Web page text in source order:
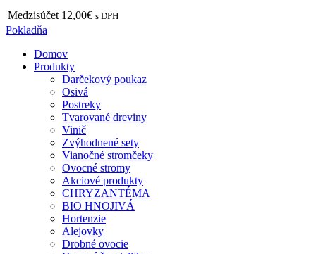
Medzisúčet 12,00€ s DPH
Pokladňa
Domov
Produkty
Darčekový poukaz
Osivá
Postreky
Tvarované dreviny
Vinič
Zvýhodnené sety
Vianočné stromčeky
Ovocné stromy
Akciové produkty
CHRYZANTÉMA
BIO HNOJIVÁ
Hortenzie
Alejovky
Drobné ovocie